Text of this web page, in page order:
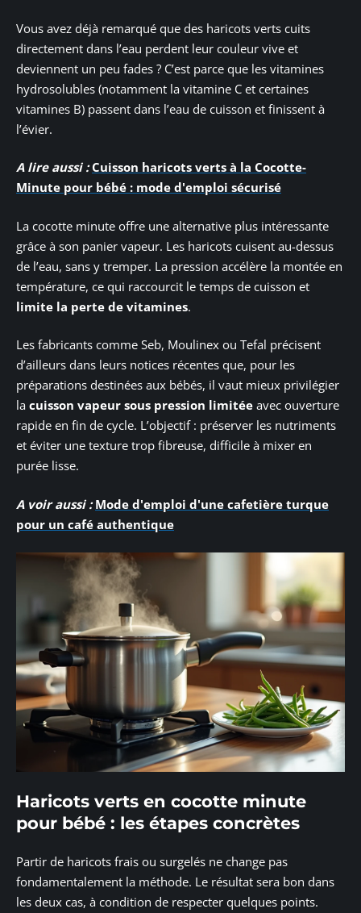
Vous avez déjà remarqué que des haricots verts cuits
directement dans l’eau perdent leur couleur vive et
deviennent un peu fades ? C’est parce que les vitamines
hydrosolubles (notamment la vitamine C et certaines
vitamines B) passent dans l’eau de cuisson et finissent à
l’évier.
A lire aussi : Cuisson haricots verts à la Cocotte-
Minute pour bébé : mode d'emploi sécurisé
La cocotte minute offre une alternative plus intéressante
grâce à son panier vapeur. Les haricots cuisent au-dessus
de l’eau, sans y tremper. La pression accélère la montée en
température, ce qui raccourcit le temps de cuisson et
limite la perte de vitamines.
Les fabricants comme Seb, Moulinex ou Tefal précisent
d’ailleurs dans leurs notices récentes que, pour les
préparations destinées aux bébés, il vaut mieux privilégier
la cuisson vapeur sous pression limitée avec ouverture
rapide en fin de cycle. L’objectif : préserver les nutriments
et éviter une texture trop fibreuse, difficile à mixer en
purée lisse.
A voir aussi : Mode d'emploi d'une cafetière turque
pour un café authentique
Haricots verts en cocotte minute
pour bébé : les étapes concrètes
Partir de haricots frais ou surgelés ne change pas
fondamentalement la méthode. Le résultat sera bon dans
les deux cas, à condition de respecter quelques points.